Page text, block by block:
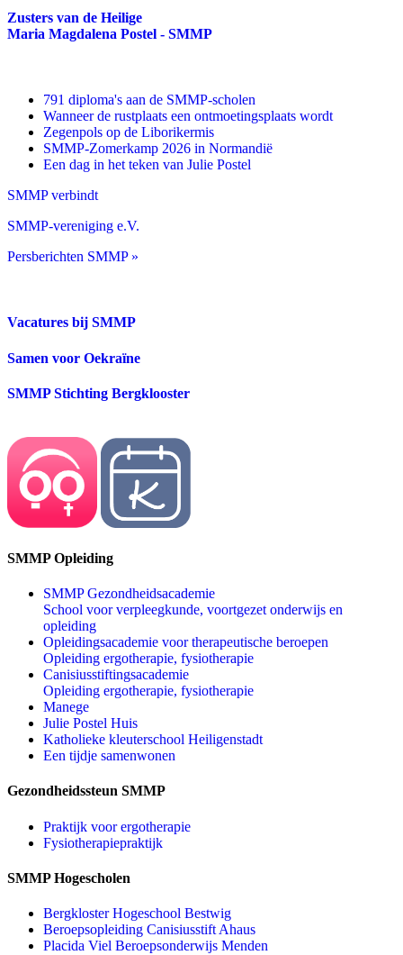
Zusters van de Heilige
Maria Magdalena Postel - SMMP
791 diploma's aan de SMMP-scholen
Wanneer de rustplaats een ontmoetingsplaats wordt
Zegenpols op de Liborikermis
SMMP-Zomerkamp 2026 in Normandië
Een dag in het teken van Julie Postel
SMMP verbindt
SMMP-vereniging e.V.
Persberichten SMMP »
Vacatures bij SMMP
Samen voor Oekraïne
SMMP Stichting Bergklooster
SMMP Opleiding
SMMP Gezondheidsacademie
School voor verpleegkunde, voortgezet onderwijs en
opleiding
Opleidingsacademie voor therapeutische beroepen
Opleiding ergotherapie, fysiotherapie
Canisiusstiftingsacademie
Opleiding ergotherapie, fysiotherapie
Manege
Julie Postel Huis
Katholieke kleuterschool Heiligenstadt
Een tijdje samenwonen
Gezondheidssteun SMMP
Praktijk voor ergotherapie
Fysiotherapiepraktijk
SMMP Hogescholen
Bergkloster Hogeschool Bestwig
Beroepsopleiding Canisiusstift Ahaus
Placida Viel Beroepsonderwijs Menden